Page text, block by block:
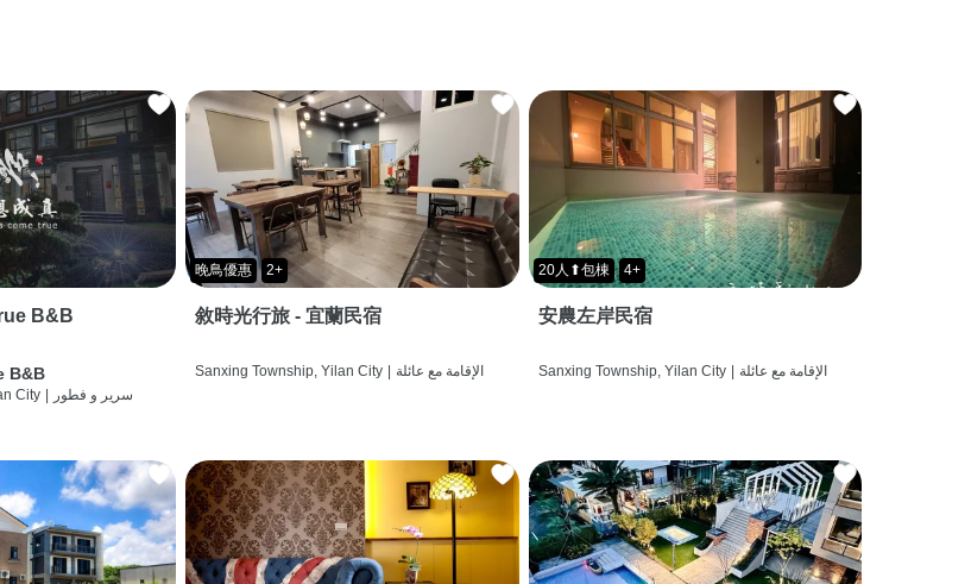
B&B
B&B
City | سرير و فطور
晚鳥優惠 2+
敘時光行旅 - 宜蘭民宿
Sanxing Township, Yilan City | الإقامة مع عائلة
20人⬆包棟 4+
安農左岸民宿
Sanxing Township, Yilan City | الإقامة مع عائلة